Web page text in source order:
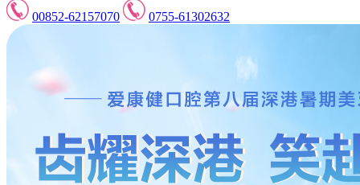
00852-62157070
0755-61302632